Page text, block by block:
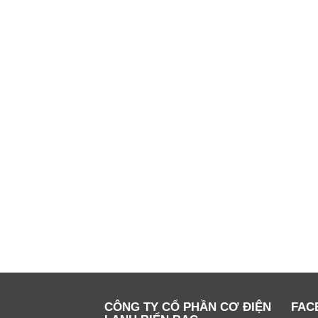
CÔNG TY CỔ PHẦN CƠ ĐIỆN